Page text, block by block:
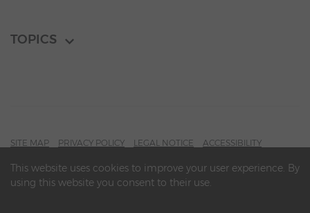
This website uses cookies to improve your user experience. By
using this website you consent to their use.
TOPICS
SITE MAP PRIVACY POLICY LEGAL NOTICE
ACCESSIBILITY
CONTACTS
© PRESIDENCY OF THE PORTUGUESE REPUBLIC - ARCHIVE -